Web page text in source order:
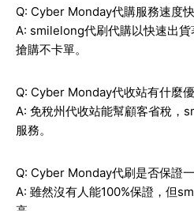
Q: Cyber Monday代購服務速度
A: smilelong代刷代購以快速出
搶購不卡單。
Q: Cyber Monday代收站有什麼
A: 免稅州代收站能幫顧客省稅，
服務。
Q: Cyber Monday代刷是否保證
A: 雖然沒有人能100%保證，但